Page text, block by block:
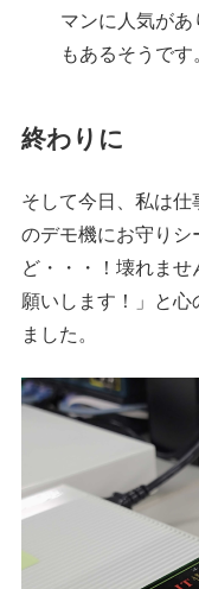
マンに人気があ
もあるそうです
終わりに
そして今日、私は
のデモ機にお守りシ
ど・・・！壊れま
願いします！」と心
ました。